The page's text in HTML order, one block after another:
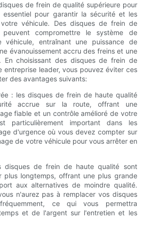
de frein de qualité supérieure pour
essentiel pour garantir la sécurité et les
véhicule. Des disques de frein de
peuvent compromettre le système de
véhicule, entraînant une puissance de
évanouissement accru des freins et une
En choisissant des disques de frein de
entreprise leader, vous pouvez éviter ces
des avantages suivants:
: les disques de frein de haute qualité
accrue sur la route, offrant une
fiable et un contrôle amélioré de votre
particulièrement important dans les
d'urgence où vous devez compter sur
de votre véhicule pour vous arrêter en
disques de frein de haute qualité sont
plus longtemps, offrant une plus grande
aux alternatives de moindre qualité.
n'aurez pas à remplacer vos disques
ce qui vous permettra
et de l'argent sur l'entretien et les